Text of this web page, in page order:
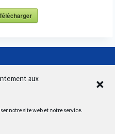
aux
notre site web et notre service.